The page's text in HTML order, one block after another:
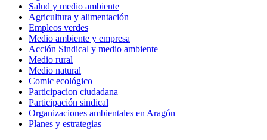
Salud y medio ambiente
Agricultura y alimentación
Empleos verdes
Medio ambiente y empresa
Acción Sindical y medio ambiente
Medio rural
Medio natural
Comic ecológico
Participacion ciudadana
Participación sindical
Organizaciones ambientales en Aragón
Planes y estrategias